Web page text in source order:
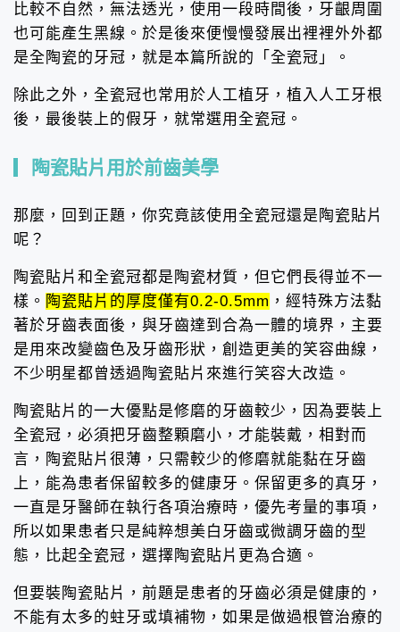
比較不自然，無法透光，使用一段時間後，牙齦周圍
也可能產生黑線。於是後來便慢慢發展出裡裡外外都
是全陶瓷的牙冠，就是本篇所說的「全瓷冠」。
除此之外，全瓷冠也常用於人工植牙，植入人工牙根
後，最後裝上的假牙，就常選用全瓷冠。
陶瓷貼片用於前齒美學
那麼，回到正題，你究竟該使用全瓷冠還是陶瓷貼片
呢？
陶瓷貼片和全瓷冠都是陶瓷材質，但它們長得並不一
樣。 陶瓷貼片的厚度僅有0.2-0.5mm ，經特殊方法黏
著於牙齒表面後，與牙齒達到合為一體的境界，主要
是用來改變齒色及牙齒形狀，創造更美的笑容曲線，
不少明星都曾透過陶瓷貼片來進行笑容大改造。
陶瓷貼片的一大優點是修磨的牙齒較少，因為要裝上
全瓷冠，必須把牙齒整顆磨小，才能裝戴，相對而
言，陶瓷貼片很薄，只需較少的修磨就能黏在牙齒
上，能為患者保留較多的健康牙。保留更多的真牙，
一直是牙醫師在執行各項治療時，優先考量的事項，
所以如果患者只是純粹想美白牙齒或微調牙齒的型
態，比起全瓷冠，選擇陶瓷貼片更為合適。
但要裝陶瓷貼片，前題是患者的牙齒必須是健康的，
不能有太多的蛀牙或填補物，如果是做過根管治療的